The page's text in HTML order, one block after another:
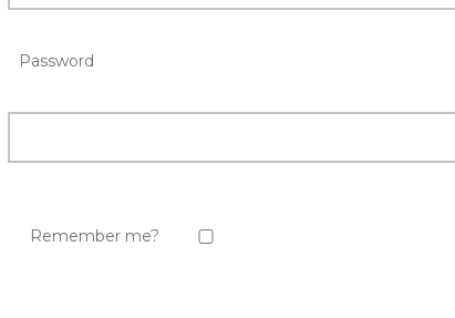
Password
Remember me?